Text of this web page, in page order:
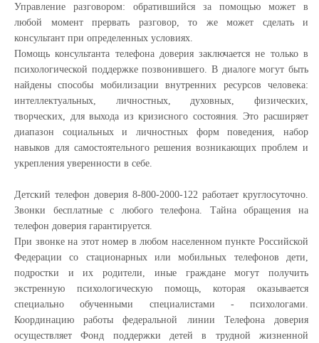
Управление разговором: обратившийся за помощью может в
любой момент прервать разговор, то же может сделать и
консультант при определенных условиях.
Помощь консультанта телефона доверия заключается не только в
психологической поддержке позвонившего. В диалоге могут быть
найдены способы мобилизации внутренних ресурсов человека:
интеллектуальных, личностных, духовных, физических,
творческих, для выхода из кризисного состояния. Это расширяет
диапазон социальных и личностных форм поведения, набор
навыков для самостоятельного решения возникающих проблем и
укрепления уверенности в себе.
Детский телефон доверия 8-800-2000-122 работает круглосуточно.
Звонки бесплатные с любого телефона. Тайна обращения на
телефон доверия гарантируется.
При звонке на этот номер в любом населенном пункте Российской
Федерации со стационарных или мобильных телефонов дети,
подростки и их родители, иные граждане могут получить
экстренную психологическую помощь, которая оказывается
специально обученными специалистами - психологами.
Координацию работы федеральной линии Телефона доверия
осуществляет Фонд поддержки детей в трудной жизненной